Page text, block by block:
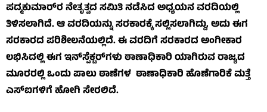
ಪದ್ಮಕುಮಾರ್‌ರ ನೇತೃತ್ವದ ಸಮಿತಿ ನಡೆಸಿದ ಅಧ್ಯಯನ ವರದಿಯಲ್ಲಿ
ತಿಳಿಸಲಾಗಿದೆ. ಆ ವರದಿಯನ್ನು ಸರಕಾರಕ್ಕೆ ಸಲ್ಲಿಸಲಾಗಿದ್ದು, ಅದು ಈಗ
ಸರಕಾರದ ಪರಿಶೀಲನೆಯಲ್ಲಿದೆ. ಈ ವರದಿಗೆ ಸರಕಾರದ ಅಂಗೀಕಾರ
ಲಭಿಸಿದಲ್ಲಿ ಈಗ ಇನ್‌ಸ್ಪೆಕ್ಟರ್‌ಗಳು ಠಾಣಾಧಿಕಾರಿ ಯಾಗಿರುವ ರಾಜ್ಯದ
ಮೂರರಲ್ಲಿ ಒಂದು ಪಾಲು ಠಾಣೆಗಳ ಠಾಣಾಧಿಕಾರಿ ಹೊಣೆಗಾರಿಕೆ ಮತ್ತೆ
ಎಸ್‌ಐಗಳಿಗೆ ಹೋಗಿ ಸೇರಲಿದೆ.